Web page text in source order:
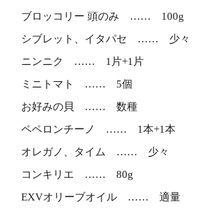
ブロッコリー 頭のみ
100g
シブレット、イタパセ
少々
ニンニク
1片+1片
ミニトマト
5個
お好みの貝
数種
ペペロンチーノ
1本+1本
オレガノ、タイム
少々
コンキリエ
80g
EXVオリーブオイル
適量